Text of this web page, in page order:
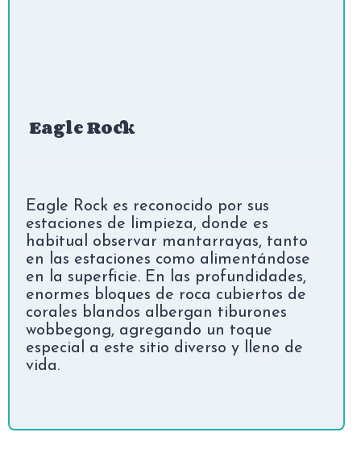
Eagle Rock
Eagle Rock es reconocido por sus
estaciones de limpieza, donde es
habitual observar mantarrayas, tanto
en las estaciones como alimentándose
en la superficie. En las profundidades,
enormes bloques de roca cubiertos de
corales blandos albergan tiburones
wobbegong, agregando un toque
especial a este sitio diverso y lleno de
vida.